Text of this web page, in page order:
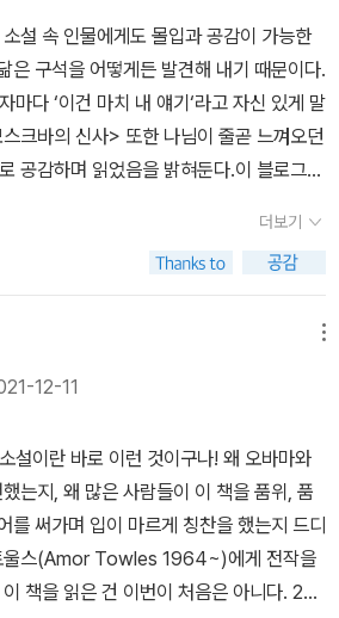
문제가 아닐까 싶다.우리의 주인공 로스토
절, 혁명에 동조하는 시를 써서 목숨은 부
평생 갇혀있어야 하는 '종신 연금형'을 선
에서 하인용 다락방으로 옮겼지만, 그에게
니다. 호텔에 갇히는 '종신 연금형'이 두려
서 일부러 러시아로 되돌아오지는 않았을
메트로폴 호텔은 일류호텔인가 보다.외교
새로운 손님이 왕래하며 날마다 사건사고
간부의 비밀 개인 교사를 하기도 하고, 니나
기도 하고,그곳 호텔 직원들과 친분을 쌓
터 주임으로 일하게 된다.곳곳에 이런 구
책의 주제는,'인간은 자신의 환경을 지배
당할 수밖에 없다' 정도가 되겠지만,내가
굵은 '행복하자. 아프지 말고.'라는 100
장르소설에 관해서만은 이박사 님의 선택
인데, 결론부터 얘기하자면 이 책 역시 좋
운 하드커버의 책인데, 다른 출판사였으면
설 속 인물에게도 몰입과 공감이 가능한
은 구석을 어떻게든 발견해 내기 때문이다.
마다 ‘이건 마치 내 얘기‘라고 자신 있게 말
크바의 신사> 또한 나님이 줄곧 느껴오던
공감하며 읽었음을 밝혀둔다.​이 블로그는
으로 지금까지 활동해오고 있다. 블로그
냐면, 사라져 가는 것들에게 애도를 표한
느 리뷰에도 적었듯이, 우리 또래는 아날
트 시대까지 경험한 복받은 세대지만 또
란을 겪은 세대이기도 하다. 아무튼 신문
실컷 누렸던 반면, 나의 의사와 상관없이
화와 시절들을 붙잡지도 못하는 현실에 참
건, 시대. 그 무엇이든지 있을 때는 고마
로 떠나간 후에야 알아차리게 된다. 불평
는 사실들을.​지금의 현대인들은 유행과 트
스로를 도태되었다고 느낀다. 너도나도 그
그런가, 하게 된다. 사실 뒤처졌다 한들
더보기
12-11
설이란 바로 이런 것이구나! 왜 오바마와
는지, 왜 많은 사람들이 이 책을 품위, 품
를 써가며 입이 마르게 칭찬을 했는지 드디
울스(Amor Towles 1964~)에게 전작을
책을 읽은 건 이번이 처음은 아니다. 2년